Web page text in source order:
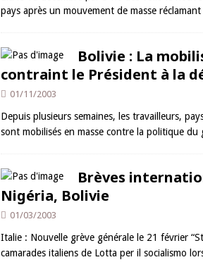
pays après un mouvement de masse réclamant
Bolivie : La
contraint le Président à la
01/11/2003
Depuis plusieurs semaines, les travailleurs,
sont mobilisés en masse contre la politique du
Brèves
Nigéria, Bolivie
01/03/2003
Italie : Nouvelle grève générale le 21 février
camarades italiens de Lotta per il socialismo